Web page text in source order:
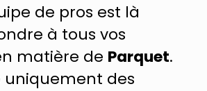
de pros est là
à tous vos
matière de Parquet.
uniquement des